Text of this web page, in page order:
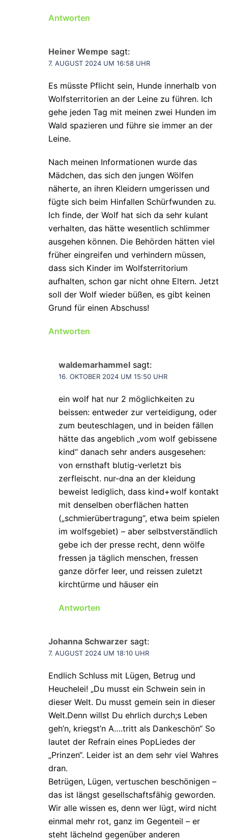
Antworten
Heiner Wempe sagt:
7. AUGUST 2024 UM 16:58 UHR
Es müsste Pflicht sein, Hunde innerhalb von
Wolfsterritorien an der Leine zu führen. Ich
gehe jeden Tag mit meinen zwei Hunden im
Wald spazieren und führe sie immer an der
Leine.
Nach meinen Informationen wurde das
Mädchen, das sich den jungen Wölfen
näherte, an ihren Kleidern umgerissen und
fügte sich beim Hinfallen Schürfwunden zu.
Ich finde, der Wolf hat sich da sehr kulant
verhalten, das hätte wesentlich schlimmer
ausgehen können. Die Behörden hätten viel
früher eingreifen und verhindern müssen,
dass sich Kinder im Wolfsterritorium
aufhalten, schon gar nicht ohne Eltern. Jetzt
soll der Wolf wieder büßen, es gibt keinen
Grund für einen Abschuss!
Antworten
waldemarhammel sagt:
16. OKTOBER 2024 UM 15:50 UHR
ein wolf hat nur 2 möglichkeiten zu
beissen: entweder zur verteidigung, oder
zum beuteschlagen, und in beiden fällen
hätte das angeblich „vom wolf gebissene
kind“ danach sehr anders ausgesehen:
von ernsthaft blutig-verletzt bis
zerfleischt. nur-dna an der kleidung
beweist lediglich, dass kind+wolf kontakt
mit denselben oberflächen hatten
(„schmierübertragung“, etwa beim spielen
im wolfsgebiet) – aber selbstverständlich
gebe ich der presse recht, denn wölfe
fressen ja täglich menschen, fressen
ganze dörfer leer, und reissen zuletzt
kirchtürme und häuser ein
Antworten
Johanna Schwarzer sagt:
7. AUGUST 2024 UM 18:10 UHR
Endlich Schluss mit Lügen, Betrug und
Heuchelei! „Du musst ein Schwein sein in
dieser Welt. Du musst gemein sein in dieser
Welt.Denn willst Du ehrlich durch;s Leben
geh’n, kriegst’n A….tritt als Dankeschön“ So
lautet der Refrain eines PopLiedes der
„Prinzen“. Leider ist an dem sehr viel Wahres
dran.
Betrügen, Lügen, vertuschen beschönigen –
das ist längst gesellschaftsfähig geworden.
Wir alle wissen es, denn wer lügt, wird nicht
einmal mehr rot, ganz im Gegenteil – er
steht lächelnd gegenüber anderen